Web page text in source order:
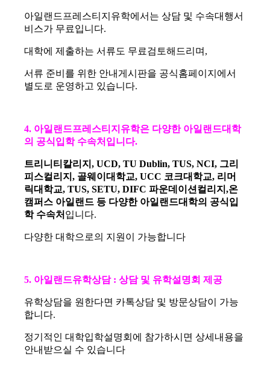
아일랜드프레스티지유학에서는 상담 및 수속대행서
비스가 무료입니다.
대학에 제출하는 서류도 무료검토해드리며,
서류 준비를 위한 안내게시판을 공식홈페이지에서
별도로 운영하고 있습니다.
4. 아일랜드프레스티지유학은 다양한 아일랜드대학
의 공식입학 수속처입니다.
트리니티칼리지, UCD, TU Dublin, TUS, NCI, 그리
피스컬리지, 골웨이대학교, UCC 코크대학교, 리머
릭대학교, TUS, SETU, DIFC 파운데이션컬리지,온
캠퍼스 아일랜드 등 다양한 아일랜드대학의 공식입
학 수속처 입니다.
다양한 대학으로의 지원이 가능합니다
5. 아일랜드유학상담 : 상담 및 유학설명회 제공
유학상담을 원한다면 카톡상담 및 방문상담이 가능
합니다.
정기적인 대학입학설명회에 참가하시면 상세내용을
안내받으실 수 있습니다